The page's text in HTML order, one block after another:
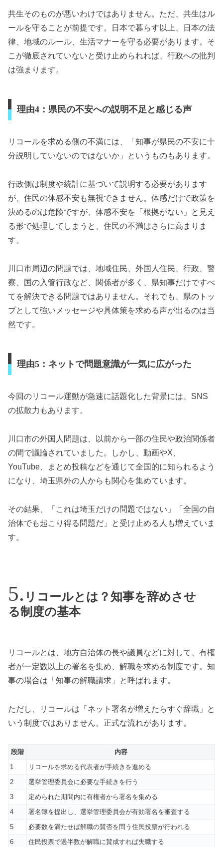
共生そのものが悪いわけではありません。ただ、共生はル
ールを守ることが前提です。日本で暮らす以上、日本の法
律、地域のルール、生活マナーを守る必要があります。そ
こが徹底されていないと受け止められれば、行政への批判
は強まります。
理由4：県民の不安への説明不足と感じる声
リコールを求める側の不満には、「知事が県民の不安に十
分説明していないのではないか」というものもあります。
行政側は制度や統計に基づいて説明する必要があります
が、住民の体感不安も無視できません。体感だけで政策を
決めるのは危険ですが、体感不安を「根拠がない」と見え
る形で処理してしまうと、住民の不満はさらに高まりま
す。
川口市周辺の問題では、地域住民、外国人住民、行政、警
察、国の入管行政など、関係者が多く、県知事だけですべ
てを解決できる問題ではありません。それでも、県のトッ
プとして強いメッセージや具体策を求める声が出るのは当
然です。
理由5：ネットで問題意識が一気に広がった
今回のリコール運動が急速に話題化した背景には、SNS
の拡散力もあります。
川口市の外国人問題は、以前から一部の住民や政治関係者
の間で議論されていました。しかし、動画やX、
YouTube、まとめ投稿などを通じて全国的に知られるよう
になり、埼玉県外の人からも関心を集めています。
その結果、「これは埼玉だけの問題ではない」「全国の自
治体でも起こり得る問題だ」と受け止める人も増えていま
す。
リコールとは？知事を辞めさせ
る制度の基本
リコールとは、地方自治体の長や議員などに対して、有権
者が一定数以上の署名を集め、解職を求める制度です。知
事の場合は「知事の解職請求」と呼ばれます。
ただし、リコールは「ネット署名が増えたらすぐ辞職」と
いう制度ではありません。正式な流れがあります。
段階
内容
1
リコールを求める代表者が手続きを進める
2
選挙管理委員会に必要な手続きを行う
3
定められた期間内に有権者から署名を集める
4
署名簿を提出し、選挙管理委員会が有効署名を審査する
5
必要数を満たせば解職の賛否を問う住民投票が行われる
6
住民投票で過半数が解職に賛成すれば失職する